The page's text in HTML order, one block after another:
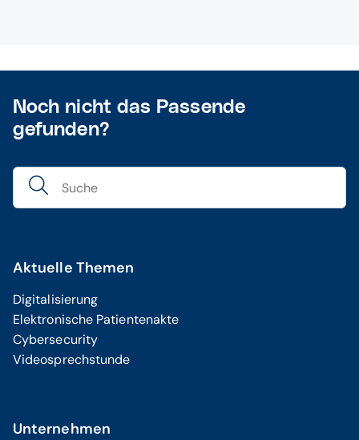
CipherLab RS38
Zebra TC53
Scantest und Funktionskontrolle
Noch nicht das Passende
gefunden?
Aktuelle Themen
Digitalisierung
Elektronische Patientenakte
Cybersecurity
Videosprechstunde
Unternehmen